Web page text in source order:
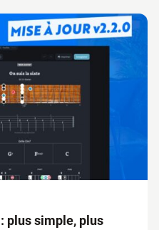
plus simple, plus